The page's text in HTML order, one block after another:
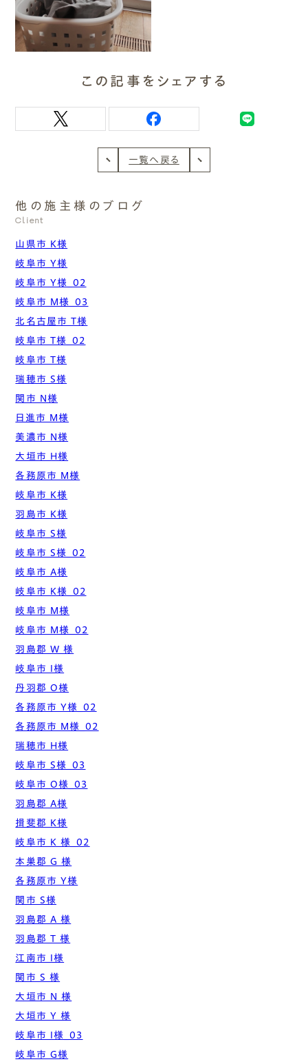
この記事をシェアする
一覧へ戻る
他の施主様のブログ
Client
山県市 K様
岐阜市 Y様
岐阜市 Y様_02
岐阜市 M様_03
北名古屋市 T様
岐阜市 T様_02
岐阜市 T様
瑞穂市 S様
関市 N様
日進市 M様
美濃市 N様
大垣市 H様
各務原市 M様
岐阜市 K様
羽島市 K様
岐阜市 S様
岐阜市 S様_02
岐阜市 A様
岐阜市 K様_02
岐阜市 M様
岐阜市 M様_02
羽島郡 W 様
岐阜市 I様
丹羽郡 O様
各務原市 Y様_02
各務原市 M様_02
瑞穂市 H様
岐阜市 S様_03
岐阜市 O様_03
羽島郡 A様
揖斐郡 K様
岐阜市 K 様_02
本巣郡 G 様
各務原市 Y様
関市 S様
羽島郡 A 様
羽島郡 T 様
江南市 I様
関市 S 様
大垣市 N 様
大垣市 Y 様
岐阜市 I様_03
岐阜市 G様